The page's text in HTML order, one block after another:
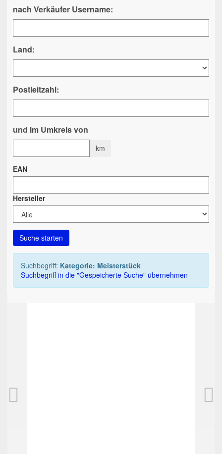
nach Verkäufer Username:
Land:
Postleitzahl:
und im Umkreis von
km
EAN
Hersteller
Suche starten
Suchbegriff: Kategorie: Meisterstück
Suchbegriff in die "Gespeicherte Suche" übernehmen
MONTBLANC Mozart Kugelschreiber rot